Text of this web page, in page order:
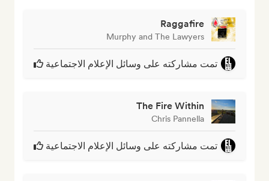
Raggafire
Murphy and The Lawyers
تمت مشاركته على وسائل الإعلام الاجتماعية
The Fire Within
Chris Pannella
تمت مشاركته على وسائل الإعلام الاجتماعية